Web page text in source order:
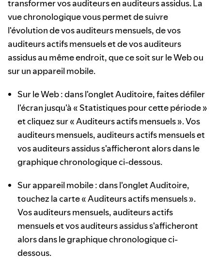
transformer vos auditeurs en auditeurs assidus. La
vue chronologique vous permet de suivre
l'évolution de vos auditeurs mensuels, de vos
auditeurs actifs mensuels et de vos auditeurs
assidus au même endroit, que ce soit sur le Web ou
sur un appareil mobile.
Sur le Web : dans l'onglet Auditoire, faites défiler
l'écran jusqu'à « Statistiques pour cette période »
et cliquez sur « Auditeurs actifs mensuels ». Vos
auditeurs mensuels, auditeurs actifs mensuels et
vos auditeurs assidus s'afficheront alors dans le
graphique chronologique ci-dessous.
Sur appareil mobile : dans l'onglet Auditoire,
touchez la carte « Auditeurs actifs mensuels ».
Vos auditeurs mensuels, auditeurs actifs
mensuels et vos auditeurs assidus s'afficheront
alors dans le graphique chronologique ci-
dessous.